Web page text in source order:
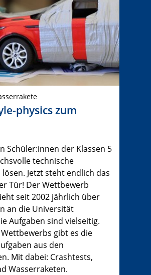
physics zum
Schüler:innen der Klassen 5
technische
Jetzt steht endlich das
Tür! Der Wettbewerb
seit 2002 jährlich über
an die Universität
Aufgaben sind vielseitig.
gibt es die
aus den
Mit dabei: Crashtests,
Wasserraketen.